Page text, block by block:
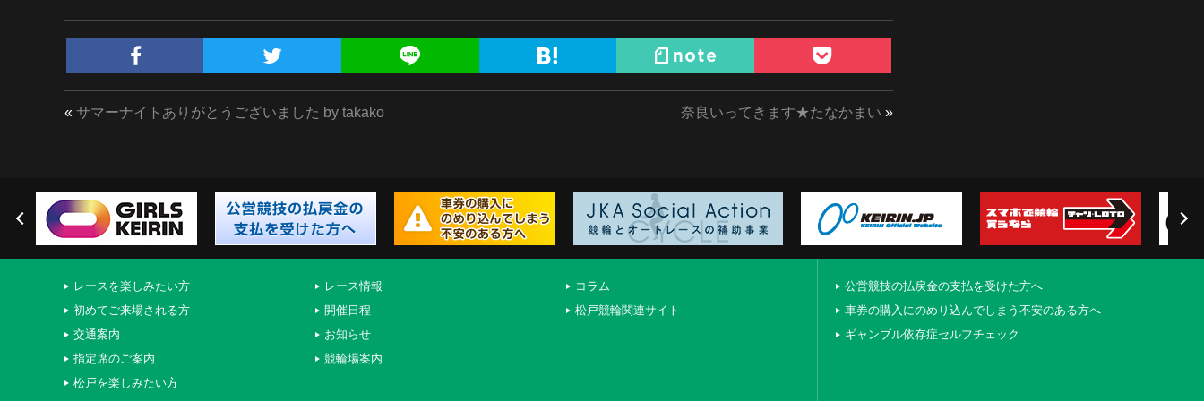
« サマーナイトありがとうございました by takako 奈良いってきます★たなかまい »
公営競技の払戻金の支払を受けた方へ
車券の購入にのめり込んでしまう不安のある方へ
ギャンブル依存症セルフチェック
レースを楽しみたい方
初めてご来場される方
交通案内
指定席のご案内
松戸を楽しみたい方
レース情報
開催日程
お知らせ
競輪場案内
コラム
松戸競輪関連サイト